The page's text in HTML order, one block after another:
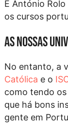
E António
os cursos
As nossas
No entanto, a
Católica e o
como tendo
que há bons
gente em